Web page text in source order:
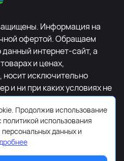
Информация на
офертой. Обращаем
интернет-сайт, а
и ценах,
носит исключительно
и ни при каких условиях не
определяемой
Гражданского кодекса
получения подробной
указанных
обращайтесь к
Продолжив использование
использования
данных и